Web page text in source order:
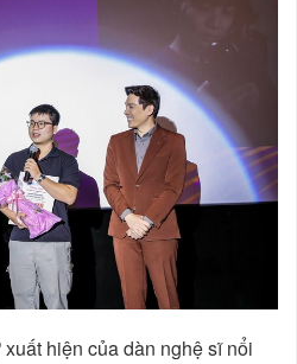
hiện của dàn nghệ sĩ nổi